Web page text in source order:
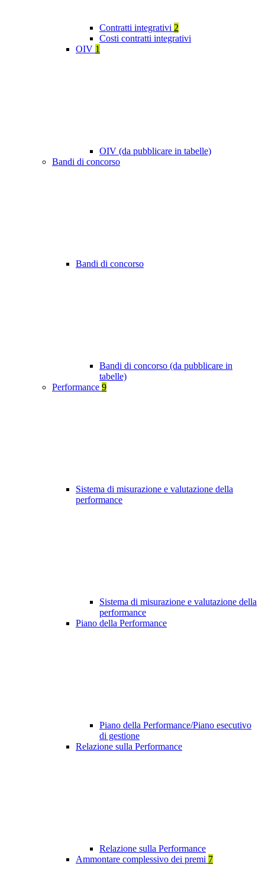
Contratti integrativi 2
Costi contratti integrativi
OIV 1
OIV (da pubblicare in tabelle)
Bandi di concorso
Bandi di concorso
Bandi di concorso (da pubblicare in
tabelle)
Performance 9
Sistema di misurazione e valutazione della
performance
Sistema di misurazione e valutazione della
performance
Piano della Performance
Piano della Performance/Piano esecutivo
di gestione
Relazione sulla Performance
Relazione sulla Performance
Ammontare complessivo dei premi 7